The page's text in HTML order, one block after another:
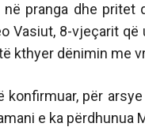
në pranga dhe
Vasiut, 8-vjeçarit që
kthyer dënimin me
për
e ka përdhunua